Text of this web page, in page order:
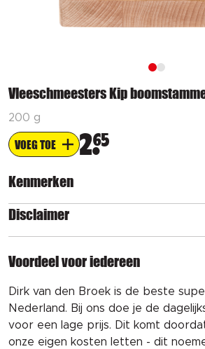
Vleeschmeesters Kip
200 g
VOEG TOE 265
Kenmerken
Disclaimer
Voordeel voor iedereen
Dirk van den Broek is de beste
Nederland. Bij ons doe je de
voor een lage prijs. Dit komt
onze eigen kosten letten - dit